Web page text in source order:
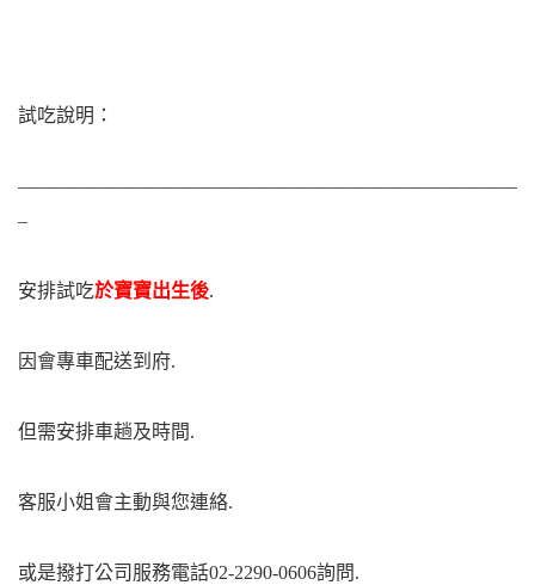
試吃說明：
–
安排試吃於寶寶出生後.
因會專車配送到府.
但需安排車趟及時間.
客服小姐會主動與您連絡.
或是撥打公司服務電話02-2290-0606詢問.